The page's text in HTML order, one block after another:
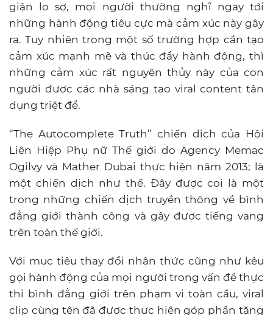
giận lo sợ, mọi người thường nghĩ ngay tới
những hành động tiêu cực mà cảm xúc này gây
ra. Tuy nhiên trong một số trường hợp cần tạo
cảm xúc mạnh mẽ và thúc đẩy hành động, thì
những cảm xúc rất nguyên thủy này của con
người được các nhà sáng tạo viral content tận
dụng triệt để.
“The Autocomplete Truth” chiến dịch của Hội
Liên Hiệp Phụ nữ Thế giới do Agency Memac
Ogilvy và Mather Dubai thực hiện năm 2013; là
một chiến dịch như thế. Đây được coi là một
trong những chiến dịch truyền thông về bình
đẳng giới thành công và gây được tiếng vang
trên toàn thế giới.
Với mục tiêu thay đổi nhận thức cũng như kêu
gọi hành động của mọi người trong vấn đề thực
thi bình đẳng giới trên phạm vi toàn cầu, viral
clip cùng tên đã được thực hiện góp phần tăng